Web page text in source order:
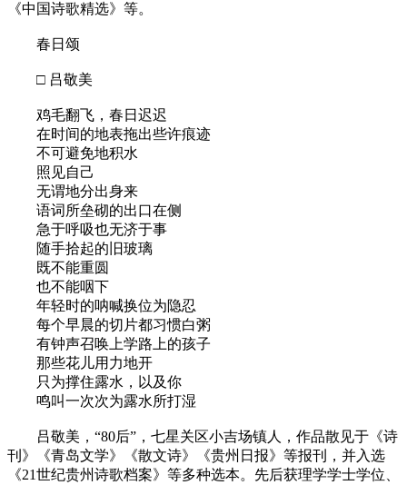
《中国诗歌精选》等。
春日颂
□ 吕敬美
鸡毛翻飞，春日迟迟
在时间的地表拖出些许痕迹
不可避免地积水
照见自己
无谓地分出身来
语词所垒砌的出口在侧
急于呼吸也无济于事
随手拾起的旧玻璃
既不能重圆
也不能咽下
年轻时的呐喊换位为隐忍
每个早晨的切片都习惯白粥
有钟声召唤上学路上的孩子
那些花儿用力地开
只为撑住露水，以及你
鸣叫一次次为露水所打湿
吕敬美，“80后”，七星关区小吉场镇人，作品散见于《诗
刊》《青岛文学》《散文诗》《贵州日报》等报刊，并入选
《21世纪贵州诗歌档案》等多种选本。先后获理学学士学位、